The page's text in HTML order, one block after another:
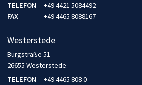
TELEFON
+49 4421 5084492
FAX
+49 4465 8088167
Westerstede
Burgstraße 51
26655 Westerstede
TELEFON
+49 4465 808 0